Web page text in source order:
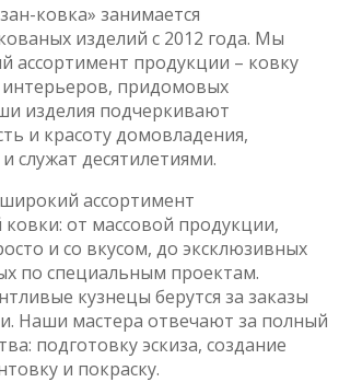
ковка» занимается
изделий с 2012 года. Мы
ассортимент продукции – ковку
интерьеров, придомовых
изделия подчеркивают
и красоту домовладения,
служат десятилетиями.
ассортимент
от массовой продукции,
и со вкусом, до эксклюзивных
по специальным проектам.
кузнецы берутся за заказы
Наши мастера отвечают за полный
подготовку эскиза, создание
и покраску.